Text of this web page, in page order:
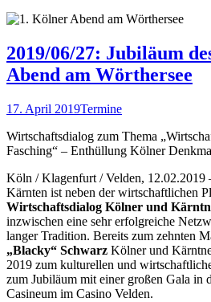
2019/06/27: Jubiläum
Abend am Wörthersee
17. April 2019Termine
Wirtschaftsdialog zum Thema
Fasching“ – Enthüllung Kölner
Köln / Klagenfurt / Velden, 12.02.2019
Kärnten ist neben der wirtschaftlichen
Wirtschaftsdialog Kölner und
inzwischen eine sehr erfolgreiche
langer Tradition. Bereits zum zehnten
„Blacky“ Schwarz Kölner und
2019 zum kulturellen und
zum Jubiläum mit einer großen Gala in
Casineum im Casino Velden.